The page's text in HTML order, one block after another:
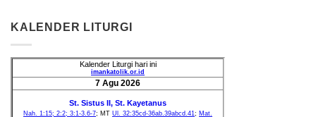
KALENDER LITURGI